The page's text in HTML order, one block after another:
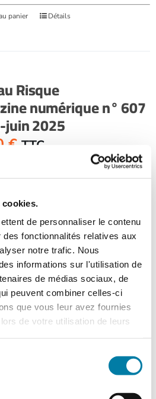
de personnaliser le contenu
fonctionnalités relatives aux
notre trafic. Nous
informations sur l'utilisation de
de médias sociaux, de
peuvent combiner celles-ci
que vous leur avez fournies
de votre utilisation de leurs
panier Détails
Risque
numérique n° 607
2025
€ TTC
et construction bois
!
: construction bois : évolution
incendie, feu
d’hygiène à Toulouse, une
loi sur la sécurité dans les
l’application de la directive
la protection des équipements
dans le secteur industriel...